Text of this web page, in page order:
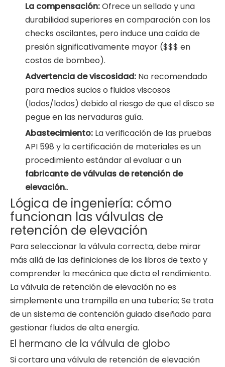
La compensación:Ofrece un sellado y una
durabilidad superiores en comparación con los
checks oscilantes, pero induce una caída de
presión significativamente mayor ($$$ en
costos de bombeo).
Advertencia de viscosidad: No recomendado
para medios sucios o fluidos viscosos
(lodos/lodos) debido al riesgo de que el disco se
pegue en las nervaduras guía.
Abastecimiento: La verificación de las pruebas
API 598 y la certificación de materiales es un
procedimiento estándar al evaluar a un
fabricante de válvulas de retención de
elevación..
Lógica de ingeniería: cómo
funcionan las válvulas de
retención de elevación
Para seleccionar la válvula correcta, debe mirar
más allá de las definiciones de los libros de texto y
comprender la mecánica que dicta el rendimiento.
La válvula de retención de elevación no es
simplemente una trampilla en una tubería; Se trata
de un sistema de contención guiado diseñado para
gestionar fluidos de alta energía.
El hermano de la válvula de globo
Si cortara una válvula de retención de elevación